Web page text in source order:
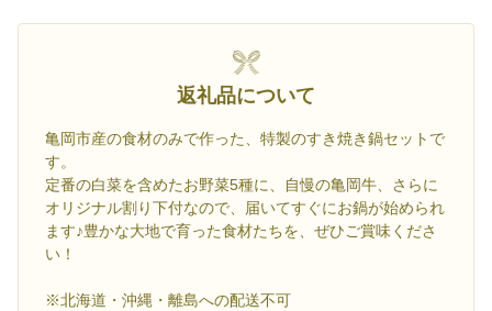
返礼品について
亀岡市産の食材のみで作った、特製のすき焼き鍋セットで
す。
定番の白菜を含めたお野菜5種に、自慢の亀岡牛、さらに
オリジナル割り下付なので、届いてすぐにお鍋が始められ
ます♪豊かな大地で育った食材たちを、ぜひご賞味くださ
い！
※北海道・沖縄・離島への配送不可